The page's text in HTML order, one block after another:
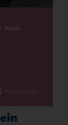
mais
05.08.2026